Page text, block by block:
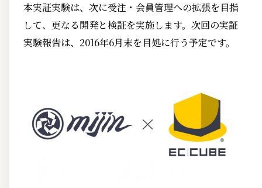
本実証実験は、次に受注・会員管理への拡張を目指
して、更なる開発と検証を実施します。次回の実証
実験報告は、2016年6月末を目処に行う予定です。